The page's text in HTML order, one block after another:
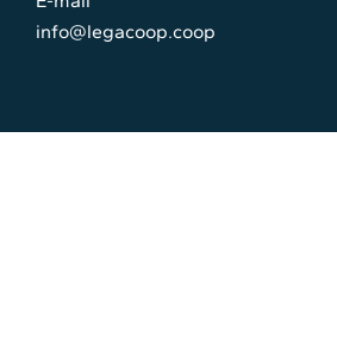
info@legacoop.coop